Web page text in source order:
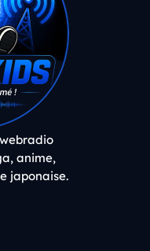
anime,
japonaise.